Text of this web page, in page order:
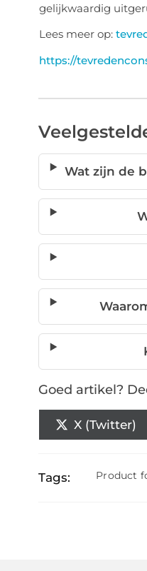
gelijkwaardig
Lees meer op:
https://
Wat zijn de
Goed artikel?
X (Twitter)
Tags: Product